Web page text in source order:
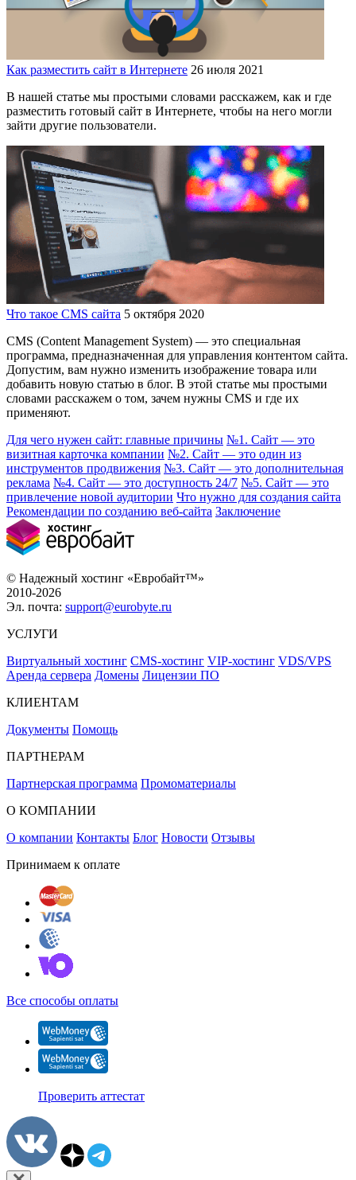
Как разместить сайт в Интернете 26 июля 2021
В нашей статье мы простыми словами расскажем, как и где
разместить готовый сайт в Интернете, чтобы на него могли
зайти другие пользователи.
Что такое CMS сайта 5 октября 2020
CMS (Content Management System) — это специальная
программа, предназначенная для управления контентом сайта.
Допустим, вам нужно изменить изображение товара или
добавить новую статью в блог. В этой статье мы простыми
словами расскажем о том, зачем нужны CMS и где их
применяют.
Для чего нужен сайт: главные причины №1. Сайт — это
визитная карточка компании №2. Сайт — это один из
инструментов продвижения №3. Сайт — это дополнительная
реклама №4. Сайт — это доступность 24/7 №5. Сайт — это
привлечение новой аудитории Что нужно для создания сайта
Рекомендации по созданию веб-сайта Заключение
© Надежный хостинг «Евробайт™»
2010-2026
Эл. почта: support@eurobyte.ru
УСЛУГИ
Виртуальный хостинг CMS-хостинг VIP-хостинг VDS/VPS
Аренда сервера Домены Лицензии ПО
КЛИЕНТАМ
Документы Помощь
ПАРТНЕРАМ
Партнерская программа Промоматериалы
О КОМПАНИИ
О компании Контакты Блог Новости Отзывы
Принимаем к оплате
Все способы оплаты
Проверить аттестат